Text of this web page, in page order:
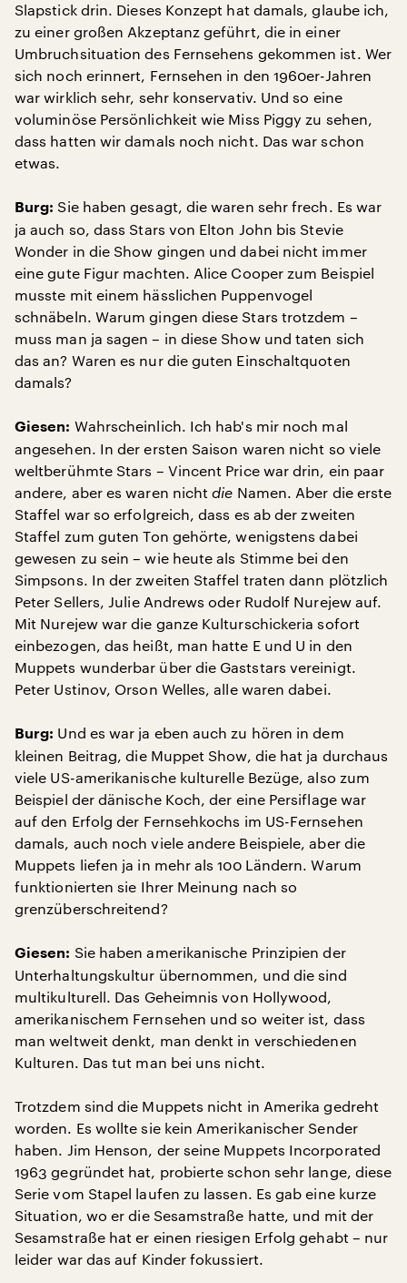
Slapstick drin. Dieses Konzept hat damals, glaube ich,
zu einer großen Akzeptanz geführt, die in einer
Umbruchsituation des Fernsehens gekommen ist. Wer
sich noch erinnert, Fernsehen in den 1960er-Jahren
war wirklich sehr, sehr konservativ. Und so eine
voluminöse Persönlichkeit wie Miss Piggy zu sehen,
dass hatten wir damals noch nicht. Das war schon
etwas.
Burg: Sie haben gesagt, die waren sehr frech. Es war
ja auch so, dass Stars von Elton John bis Stevie
Wonder in die Show gingen und dabei nicht immer
eine gute Figur machten. Alice Cooper zum Beispiel
musste mit einem hässlichen Puppenvogel
schnäbeln. Warum gingen diese Stars trotzdem –
muss man ja sagen – in diese Show und taten sich
das an? Waren es nur die guten Einschaltquoten
damals?
Giesen: Wahrscheinlich. Ich hab's mir noch mal
angesehen. In der ersten Saison waren nicht so viele
weltberühmte Stars – Vincent Price war drin, ein paar
andere, aber es waren nichtdie Namen. Aber die erste
Staffel war so erfolgreich, dass es ab der zweiten
Staffel zum guten Ton gehörte, wenigstens dabei
gewesen zu sein – wie heute als Stimme bei den
Simpsons. In der zweiten Staffel traten dann plötzlich
Peter Sellers, Julie Andrews oder Rudolf Nurejew auf.
Mit Nurejew war die ganze Kulturschickeria sofort
einbezogen, das heißt, man hatte E und U in den
Muppets wunderbar über die Gaststars vereinigt.
Peter Ustinov, Orson Welles, alle waren dabei.
Burg: Und es war ja eben auch zu hören in dem
kleinen Beitrag, die Muppet Show, die hat ja durchaus
viele US-amerikanische kulturelle Bezüge, also zum
Beispiel der dänische Koch, der eine Persiflage war
auf den Erfolg der Fernsehkochs im US-Fernsehen
damals, auch noch viele andere Beispiele, aber die
Muppets liefen ja in mehr als 100 Ländern. Warum
funktionierten sie Ihrer Meinung nach so
grenzüberschreitend?
Giesen: Sie haben amerikanische Prinzipien der
Unterhaltungskultur übernommen, und die sind
multikulturell. Das Geheimnis von Hollywood,
amerikanischem Fernsehen und so weiter ist, dass
man weltweit denkt, man denkt in verschiedenen
Kulturen. Das tut man bei uns nicht.
Trotzdem sind die Muppets nicht in Amerika gedreht
worden. Es wollte sie kein Amerikanischer Sender
haben. Jim Henson, der seine Muppets Incorporated
1963 gegründet hat, probierte schon sehr lange, diese
Serie vom Stapel laufen zu lassen. Es gab eine kurze
Situation, wo er die Sesamstraße hatte, und mit der
Sesamstraße hat er einen riesigen Erfolg gehabt – nur
leider war das auf Kinder fokussiert.